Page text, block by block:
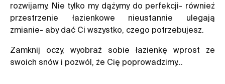
rozwijamy. Nie tylko my dążymy do perfekcji- również
przestrzenie łazienkowe nieustannie ulegają
zmianie- aby dać Ci wszystko, czego potrzebujesz.
Zamknij oczy, wyobraź sobie łazienkę wprost ze
swoich snów i pozwól, że Cię poprowadzimy…